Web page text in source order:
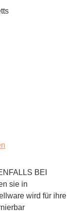
BEI
sie in
wird für ihre